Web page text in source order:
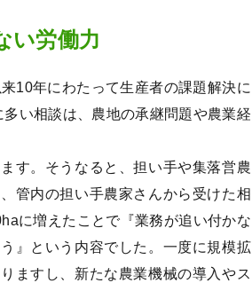
い労働力
10年にわたって生産者の課題解決に
い相談は、農地の承継問題や農業経
す。そうなると、担い手や集落営農
管内の担い手農家さんから受けた相
に増えたことで『業務が追い付かな
』という内容でした。一度に規模拡
ますし、新たな農業機械の導入やス